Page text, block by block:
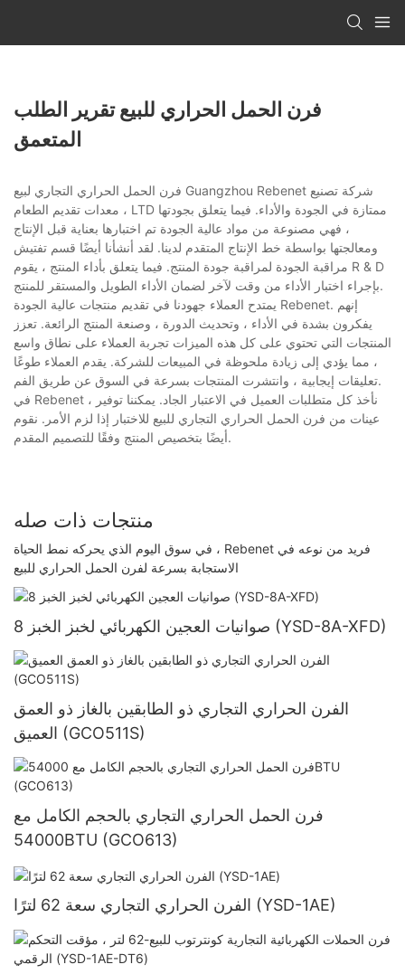
فرن الحمل الحراري للبيع تقرير الطلب
المتعمق
فرن الحمل الحراري التجاري لبيع Guangzhou Rebenet شركة تصنيع
معدات تقديم الطعام ، LTD ممتازة في الجودة والأداء. فيما يتعلق بجودتها
، فهي مصنوعة من مواد عالية الجودة تم اختبارها بعناية قبل الإنتاج
ومعالجتها بواسطة خط الإنتاج المتقدم لدينا. لقد أنشأنا أيضًا قسم تفتيش
مراقبة الجودة لمراقبة جودة المنتج. فيما يتعلق بأداء المنتج ، يقوم R & D
بإجراء اختبار الأداء من وقت لآخر لضمان الأداء الطويل والمستقر للمنتج.
يمتدح العملاء جهودنا في تقديم منتجات عالية الجودة Rebenet. إنهم
يفكرون بشدة في الأداء ، وتحديث الدورة ، وصنعة المنتج الرائعة. تعزز
المنتجات التي تحتوي على كل هذه الميزات تجربة العملاء على نطاق واسع
، مما يؤدي إلى زيادة ملحوظة في المبيعات للشركة. يقدم العملاء طوعًا
تعليقات إيجابية ، وانتشرت المنتجات بسرعة في السوق عن طريق الفم.
في Rebenet ، نأخذ كل متطلبات العميل في الاعتبار الجاد. يمكننا توفير
عينات من فرن الحمل الحراري التجاري للبيع للاختبار إذا لزم الأمر. نقوم
أيضًا بتخصيص المنتج وفقًا للتصميم المقدم.
منتجات ذات صله
في سوق اليوم الذي يحركه نمط الحياة ، Rebenet فريد من نوعه في
الاستجابة بسرعة لفرن الحمل الحراري للبيع
8 صوانيات العجين الكهربائي لخبز الخبز (YSD-8A-XFD)
الفرن الحراري التجاري ذو الطابقين بالغاز ذو العمق
العميق (GCO511S)
فرن الحمل الحراري التجاري بالحجم الكامل مع
54000BTU (GCO613)
الفرن الحراري التجاري سعة 62 لترًا (YSD-1AE)